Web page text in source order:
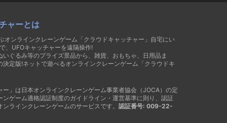
ャーとは
オンラインクレーンゲーム「クラウドキャッチャー」自宅にい
、UFOキャッチャーを遠隔操作!
いぐるみ等のプライズ景品から、雑貨、おもちゃ、日用品ま
決定版!ネットで遊べるオンラインクレーンゲーム「クラウドキ
ー」は日本オンラインクレーンゲーム事業者協会（JOCA）の定
ンゲーム適格認証制度のガイドライン・運営基準に則り、認証
ラインクレーンゲームのサービスです。 認証番号: 009-22-